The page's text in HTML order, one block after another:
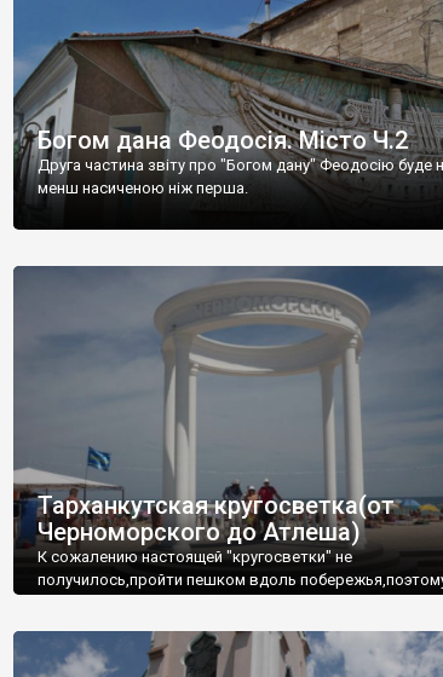
Богом дана Феодосія. Місто Ч.2
Друга частина звіту про "Богом дану" Феодосію буде
менш насиченою ніж перша.
Тарханкутская кругосветка(от
Черноморского до Атлеша)
К сожалению настоящей "кругосветки" не
получилось,пройти пешком вдоль